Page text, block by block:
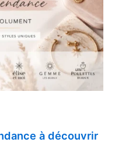
à découvrir